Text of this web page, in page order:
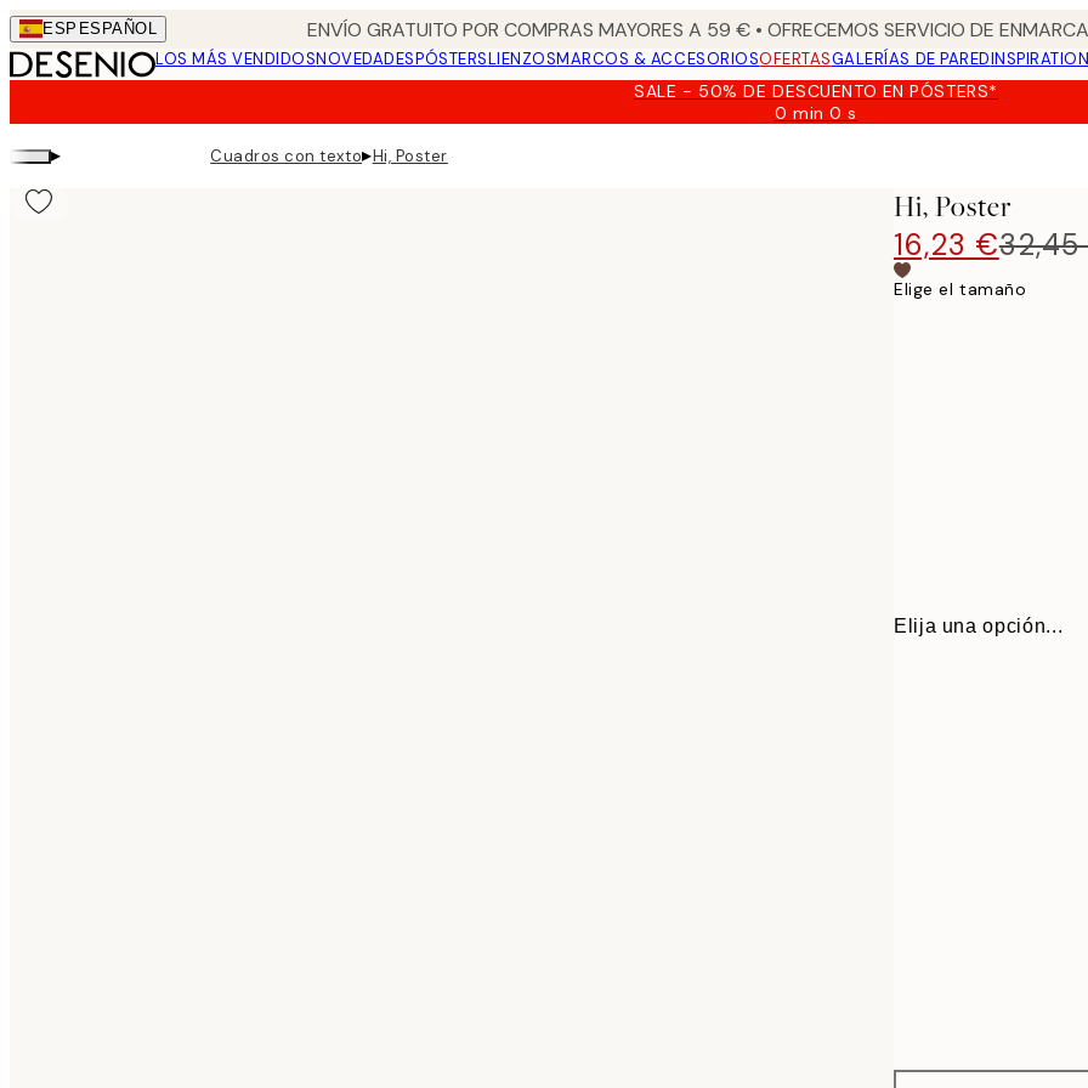
Skip
to
main
ESP ESPAÑOL ENVÍO GRATUITO POR COMPRAS MAYORES A 59 € • OFRECEMOS SERVICIO DE
LOS MÁS VENDIDOSNOVEDADESPÓSTERSLIENZOSMARCOS & ACCESORIOSOFERTASGALERÍAS DE PARED
SALE - 50% DE DESCUENTO EN PÓSTERS*
0 min0 s
Válido
▸ Cuadros con texto▸Hi, Poster
Hi, Poster
16,23 €
Elige el tamaño
Elija una opción...